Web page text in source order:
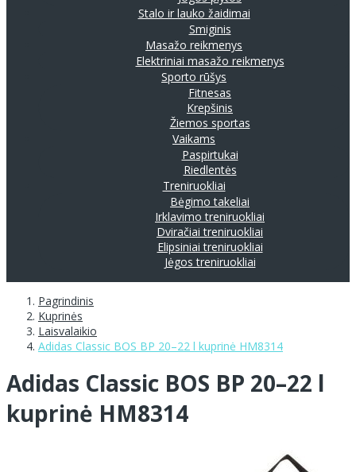
Stalo ir lauko žaidimai
Smiginis
Masažo reikmenys
Elektriniai masažo reikmenys
Sporto rūšys
Fitnesas
Krepšinis
Žiemos sportas
Vaikams
Paspirtukai
Riedlentės
Treniruokliai
Bėgimo takeliai
Irklavimo treniruokliai
Dviračiai treniruokliai
Elipsiniai treniruokliai
Jėgos treniruokliai
Pagrindinis
Kuprinės
Laisvalaikio
Adidas Classic BOS BP 20–22 l kuprinė HM8314
Adidas Classic BOS BP 20–22 l
kuprinė HM8314